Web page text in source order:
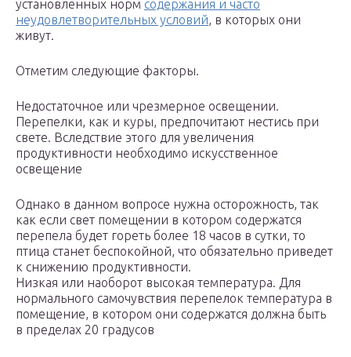
установленных норм содержания и часто
неудовлетворительных условий, в которых они
живут.
Отметим следующие факторы.
Недостаточное или чрезмерное освещении.
Перепелки, как и куры, предпочитают нестись при
свете. Вследствие этого для увеличения
продуктивности необходимо искусственное
освещение
Однако в данном вопросе нужна осторожность, так
как если свет помещении в котором содержатся
перепела будет гореть более 18 часов в сутки, то
птица станет беспокойной, что обязательно приведет
к снижению продуктивности.
Низкая или наоборот высокая температура. Для
нормального самочувствия перепелок температура в
помещение, в котором они содержатся должна быть
в пределах 20 градусов